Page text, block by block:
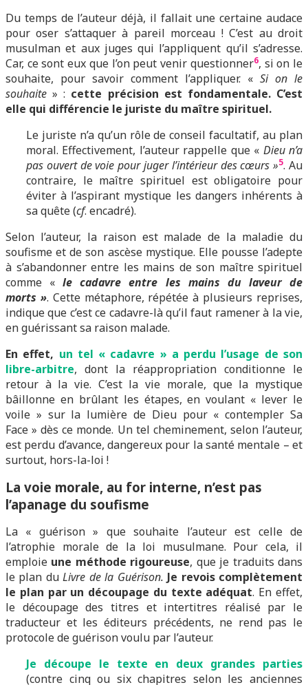
Du temps de l’auteur déjà, il fallait une certaine audace
pour oser s’attaquer à pareil morceau ! C’est au droit
musulman et aux juges qui l’appliquent qu’il s’adresse.
Car, ce sont eux que l’on peut venir questionner6, si on le
souhaite, pour savoir comment l’appliquer. « Si on le
souhaite » : cette précision est fondamentale. C’est
elle qui différencie le juriste du maître spirituel.
Le juriste n’a qu’un rôle de conseil facultatif, au plan
moral. Effectivement, l’auteur rappelle que « Dieu n’a
pas ouvert de voie pour juger l’intérieur des cœurs »5. Au
contraire, le maître spirituel est obligatoire pour
éviter à l’aspirant mystique les dangers inhérents à
sa quête (cf. encadré).
Selon l’auteur, la raison est malade de la maladie du
soufisme et de son ascèse mystique. Elle pousse l’adepte
à s’abandonner entre les mains de son maître spirituel
comme «le cadavre entre les mains du laveur de
morts ». Cette métaphore, répétée à plusieurs reprises,
indique que c’est ce cadavre-là qu’il faut ramener à la vie,
en guérissant sa raison malade.
En effet, un tel « cadavre » a perdu l’usage de son
libre-arbitre, dont la réappropriation conditionne le
retour à la vie. C’est la vie morale, que la mystique
bâillonne en brûlant les étapes, en voulant « lever le
voile » sur la lumière de Dieu pour « contempler Sa
Face » dès ce monde. Un tel cheminement, selon l’auteur,
est perdu d’avance, dangereux pour la santé mentale – et
surtout, hors-la-loi !
La voie morale, au for interne, n’est pas
l’apanage du soufisme
La « guérison » que souhaite l’auteur est celle de
l’atrophie morale de la loi musulmane. Pour cela, il
emploie une méthode rigoureuse, que je traduits dans
le plan duLivre de la Guérison. Je revois complètement
le plan par un découpage du texte adéquat. En effet,
le découpage des titres et intertitres réalisé par le
traducteur et les éditeurs précédents, ne rend pas le
protocole de guérison voulu par l’auteur.
Je découpe le texte en deux grandes parties
(contre cinq ou six chapitres selon les anciennes